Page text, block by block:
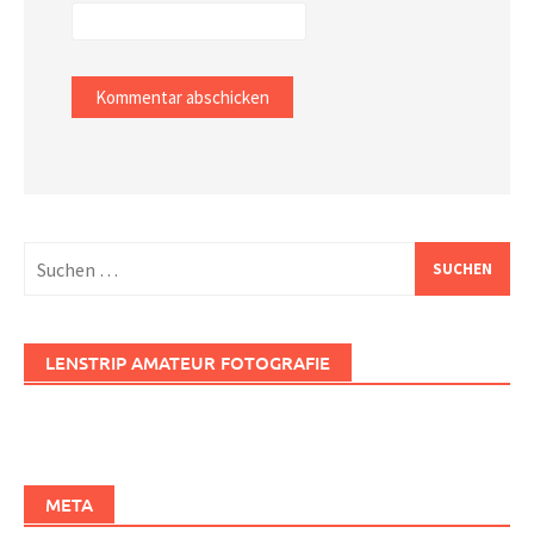
nach:
LENSTRIP AMATEUR FOTOGRAFIE
META